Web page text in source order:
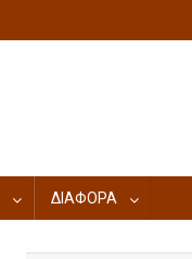
ΔΙΑΦΟΡΑ